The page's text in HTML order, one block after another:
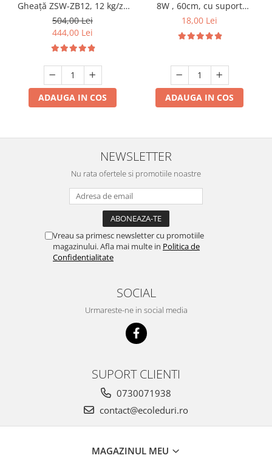
Gheață ZSW-ZB12, 12 kg/zi,
Rezervor 1.2L, Panou Tactil,
Design Compact, Negru
504,00 Lei
444,00 Lei
ADAUGA IN COS
8W , 60cm, cu suport
aluminiu si clesti de
18,00 Lei
ADAUGA IN COS
NEWSLETTER
Nu rata ofertele si promotiile noastre
Vreau sa primesc newsletter cu promotiile
magazinului. Afla mai multe in Politica de
Confidentialitate
SOCIAL
Urmareste-ne in social media
SUPORT CLIENTI
0730071938
contact@ecoleduri.ro
MAGAZINUL MEU